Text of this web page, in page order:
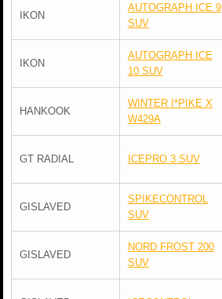
IKON
AUTOGRAPH ICE 9
SUV
IKON
AUTOGRAPH ICE
10 SUV
HANKOOK
WINTER I*PIKE X
W429A
GT RADIAL ICEPRO 3 SUV
GISLAVED
SPIKECONTROL
SUV
GISLAVED
NORD FROST 200
SUV